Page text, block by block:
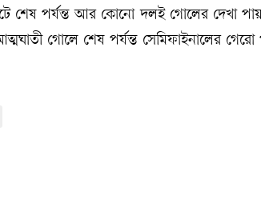
শেষ পর্যন্ত আর কোনো দলই গোলের দেখা
গোলে শেষ পর্যন্ত সেমিফাইনালের গেরো